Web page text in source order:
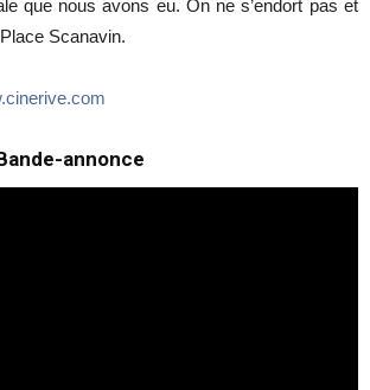
que nous avons eu. On ne s’endort pas et
Scanavin.
annonce